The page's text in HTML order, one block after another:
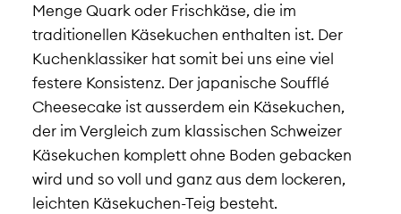
Menge Quark oder Frischkäse, die im
traditionellen Käsekuchen enthalten ist. Der
Kuchenklassiker hat somit bei uns eine viel
festere Konsistenz. Der japanische Soufflé
Cheesecake ist ausserdem ein Käsekuchen,
der im Vergleich zum klassischen Schweizer
Käsekuchen komplett ohne Boden gebacken
wird und so voll und ganz aus dem lockeren,
leichten Käsekuchen-Teig besteht.